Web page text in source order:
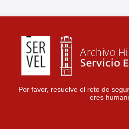
Por favor, resuelve el reto de
eres